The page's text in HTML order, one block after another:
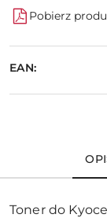
Pobierz
EAN:
Toner do